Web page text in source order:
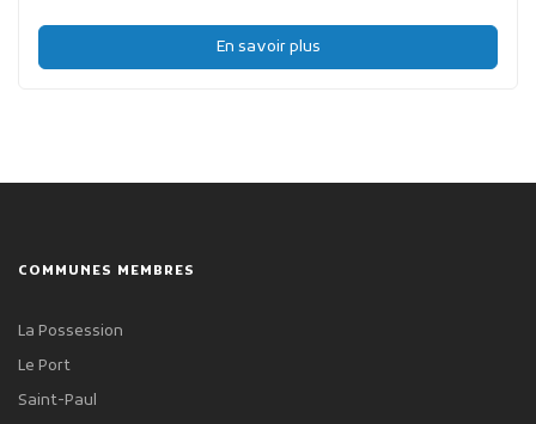
En savoir plus
COMMUNES MEMBRES
La Possession
Le Port
Saint-Paul